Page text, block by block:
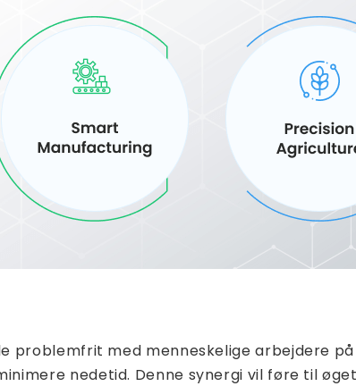
problemfrit med menneskelige arbejdere
nedetid. Denne synergi vil føre til